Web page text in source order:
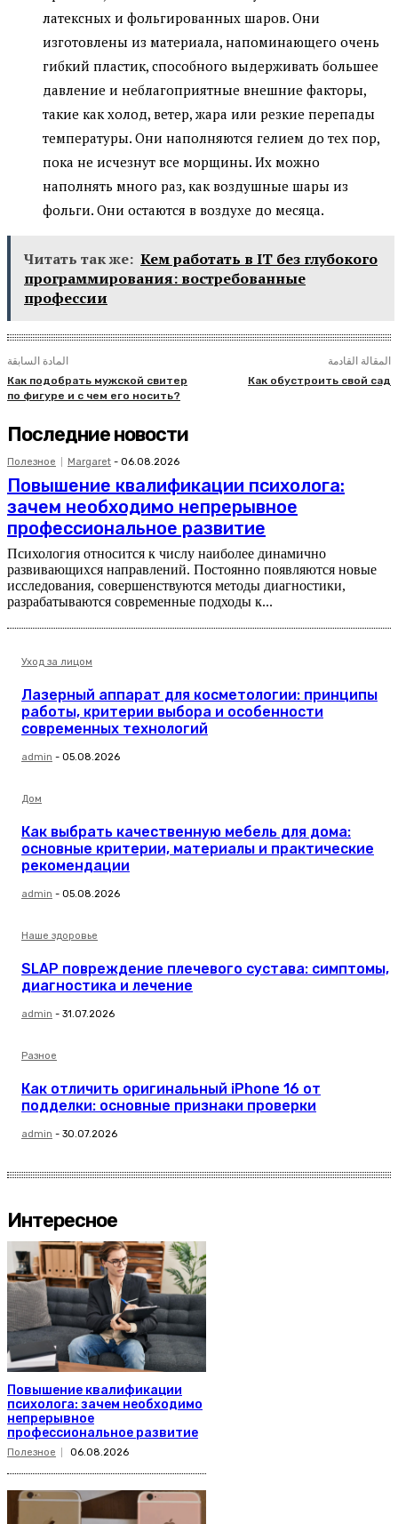
латексных и фольгированных шаров. Они
изготовлены из материала, напоминающего очень
гибкий пластик, способного выдерживать большее
давление и неблагоприятные внешние факторы,
такие как холод, ветер, жара или резкие перепады
температуры. Они наполняются гелием до тех пор,
пока не исчезнут все морщины. Их можно
наполнять много раз, как воздушные шары из
фольги. Они остаются в воздухе до месяца.
Читать так же: Кем работать в IT без глубокого
программирования: востребованные
профессии
المادة السابقة
Как подобрать мужской свитер
по фигуре и с чем его носить?
المقالة القادمة
Как обустроить свой сад
Последние новости
Полезное Margaret - 06.08.2026
Повышение квалификации психолога:
зачем необходимо непрерывное
профессиональное развитие
Психология относится к числу наиболее динамично
развивающихся направлений. Постоянно появляются новые
исследования, совершенствуются методы диагностики,
разрабатываются современные подходы к...
Уход за лицом
Лазерный аппарат для косметологии: принципы
работы, критерии выбора и особенности
современных технологий
admin - 05.08.2026
Дом
Как выбрать качественную мебель для дома:
основные критерии, материалы и практические
рекомендации
admin - 05.08.2026
Наше здоровье
SLAP повреждение плечевого сустава: симптомы,
диагностика и лечение
admin - 31.07.2026
Разное
Как отличить оригинальный iPhone 16 от
подделки: основные признаки проверки
admin - 30.07.2026
Интересное
Повышение квалификации
психолога: зачем необходимо
непрерывное
профессиональное развитие
Полезное 06.08.2026